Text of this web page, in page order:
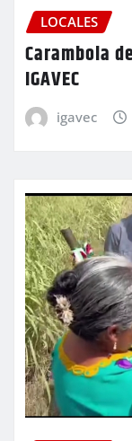
LOCALES
Carambola
IGAVEC
igavec